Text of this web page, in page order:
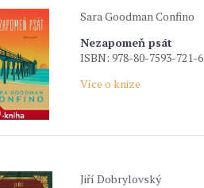
Sara Goodman Confino
Nezapomeň psát
ISBN: 978-80-7593-721-6
Více o knize
Jiří Dobrylovský